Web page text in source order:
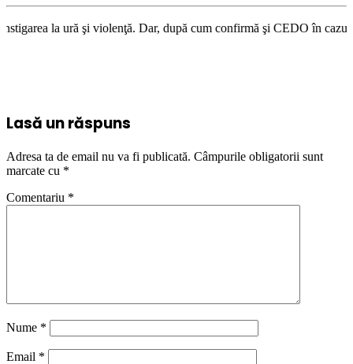
Dar, după cum confirmă şi CEDO în cazul Handyside vs.
Lasă un răspuns
Adresa ta de email nu va fi publicată. Câmpurile obligatorii sunt
marcate cu *
Comentariu *
Nume *
Email *